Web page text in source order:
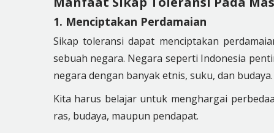
1. Menciptakan Perdamaian
Sikap toleransi dapat menciptakan
sebuah negara. Negara seperti Indonesia
negara dengan banyak etnis, suku, dan budaya.
Kita harus belajar untuk menghargai
ras, budaya, maupun pendapat.